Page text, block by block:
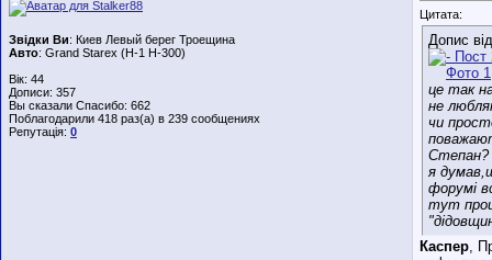
Звідки Ви: Киев Левый берег Троещина
Авто: Grand Starex (H-1 H-300)
Вік: 44
Дописи: 357
Вы сказали Спасибо: 662
Поблагодарили 418 раз(а) в 239 сообщениях
Репутація: 0
Цитата:
Допис
це так
не
чи
Степан?
я
форумі
тут
Каспер,